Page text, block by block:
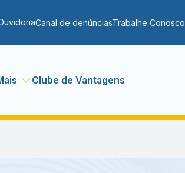
Canal de denúnciasTrabalhe Conosco
Clube de Vantagens